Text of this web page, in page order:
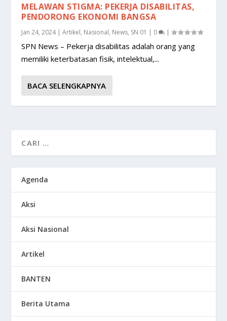
MELAWAN STIGMA: PEKERJA DISABILITAS,
PENDORONG EKONOMI BANGSA
Jan 24, 2024|Artikel, Nasional, News, SN 01 | 0 |
SPN News – Pekerja disabilitas adalah orang yang
memiliki keterbatasan fisik, intelektual,...
BACA SELENGKAPNYA
Agenda
Aksi
Aksi Nasional
Artikel
BANTEN
Berita Utama